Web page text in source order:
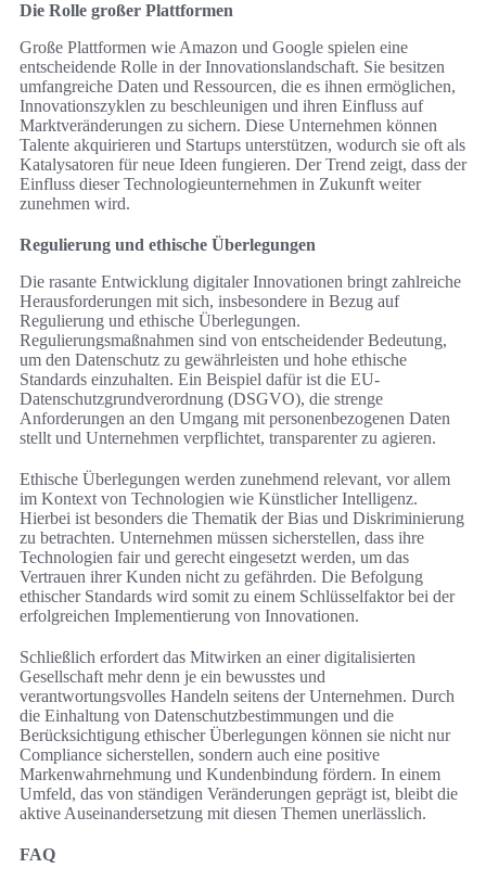
Die Rolle großer Plattformen
Große Plattformen wie Amazon und Google spielen eine
entscheidende Rolle in der Innovationslandschaft. Sie besitzen
umfangreiche Daten und Ressourcen, die es ihnen ermöglichen,
Innovationszyklen zu beschleunigen und ihren Einfluss auf
Marktveränderungen zu sichern. Diese Unternehmen können
Talente akquirieren und Startups unterstützen, wodurch sie oft als
Katalysatoren für neue Ideen fungieren. Der Trend zeigt, dass der
Einfluss dieser Technologieunternehmen in Zukunft weiter
zunehmen wird.
Regulierung und ethische Überlegungen
Die rasante Entwicklung digitaler Innovationen bringt zahlreiche
Herausforderungen mit sich, insbesondere in Bezug auf
Regulierung und ethische Überlegungen.
Regulierungsmaßnahmen sind von entscheidender Bedeutung,
um den Datenschutz zu gewährleisten und hohe ethische
Standards einzuhalten. Ein Beispiel dafür ist die EU-
Datenschutzgrundverordnung (DSGVO), die strenge
Anforderungen an den Umgang mit personenbezogenen Daten
stellt und Unternehmen verpflichtet, transparenter zu agieren.
Ethische Überlegungen werden zunehmend relevant, vor allem
im Kontext von Technologien wie Künstlicher Intelligenz.
Hierbei ist besonders die Thematik der Bias und Diskriminierung
zu betrachten. Unternehmen müssen sicherstellen, dass ihre
Technologien fair und gerecht eingesetzt werden, um das
Vertrauen ihrer Kunden nicht zu gefährden. Die Befolgung
ethischer Standards wird somit zu einem Schlüsselfaktor bei der
erfolgreichen Implementierung von Innovationen.
Schließlich erfordert das Mitwirken an einer digitalisierten
Gesellschaft mehr denn je ein bewusstes und
verantwortungsvolles Handeln seitens der Unternehmen. Durch
die Einhaltung von Datenschutzbestimmungen und die
Berücksichtigung ethischer Überlegungen können sie nicht nur
Compliance sicherstellen, sondern auch eine positive
Markenwahrnehmung und Kundenbindung fördern. In einem
Umfeld, das von ständigen Veränderungen geprägt ist, bleibt die
aktive Auseinandersetzung mit diesen Themen unerlässlich.
FAQ